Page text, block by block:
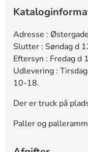
11388 (A)
80
11388
60
24318
50
Adresse :
Slutter : Søndag d
Eftersyn : Fredag
Udlevering :
10-18.
Der er truck på
Paller og